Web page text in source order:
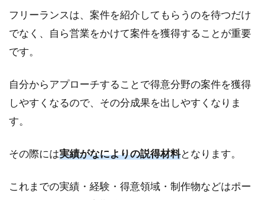
3.1
①：
報発
信を
する
ブロ
流入
フリーランスは、案件を紹介してもらうのを待つだけ
でなく、自ら営業をかけて案件を獲得することが重要
です。
自分からアプローチすることで得意分野の案件を獲得
しやすくなるので、その分成果を出しやすくなりま
す。
その際には実績がなによりの説得材料となります。
これまでの実績・経験・得意領域・制作物などはポー